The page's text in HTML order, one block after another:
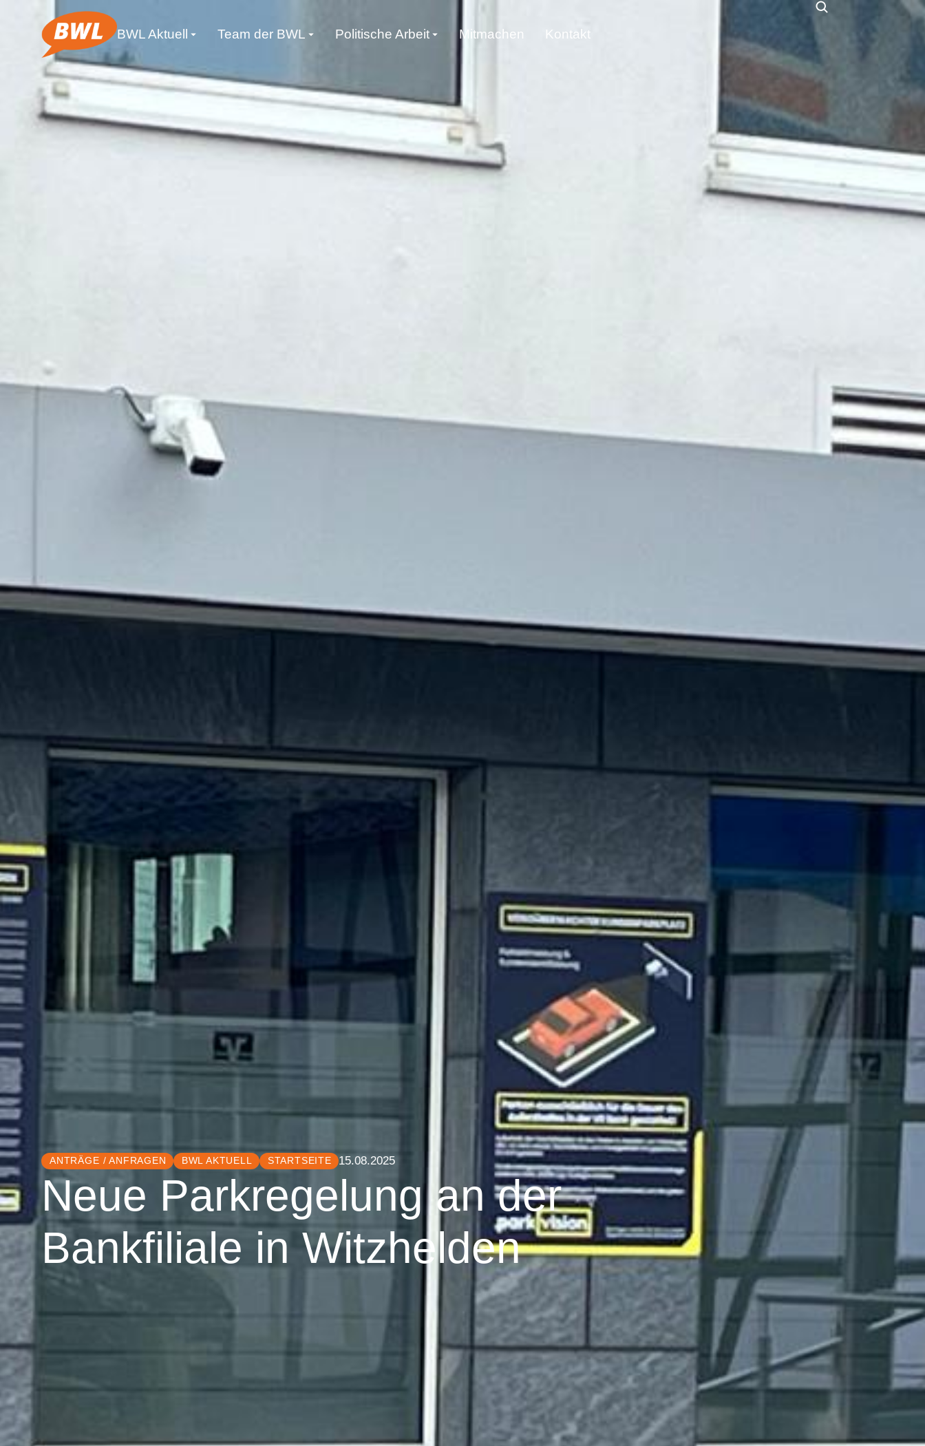
BWL Aktuell Team der BWL Politische Arbeit Mitmachen Kontakt
ANTRÄGE / ANFRAGEN BWL AKTUELL STARTSEITE 15.08.2025
Neue Parkregelung an der
Bankfiliale in Witzhelden